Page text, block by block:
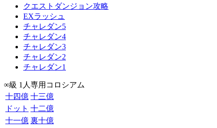
クエストダンジョン攻略
EXラッシュ
チャレダン5
チャレダン4
チャレダン3
チャレダン2
チャレダン1
∞級 1人専用コロシアム
十四億 十三億
ドット 十二億
十一億 裏十億